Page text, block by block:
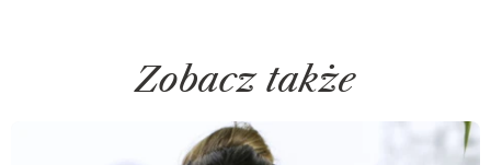
Zobacz także